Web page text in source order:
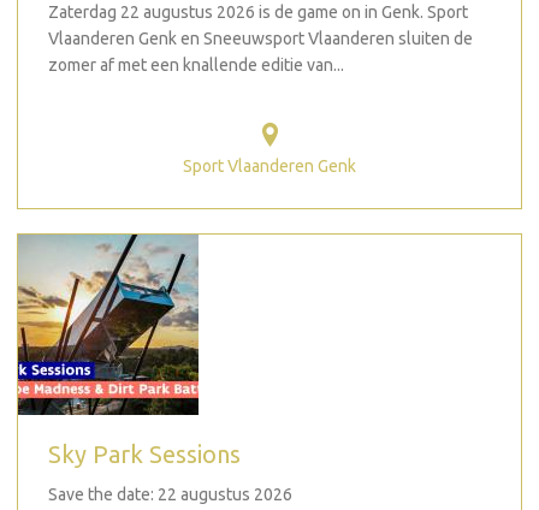
Zaterdag 22 augustus 2026 is de game on in Genk. Sport
Vlaanderen Genk en Sneeuwsport Vlaanderen sluiten de
zomer af met een knallende editie van...
Sport Vlaanderen Genk
Sky Park Sessions
Save the date: 22 augustus 2026